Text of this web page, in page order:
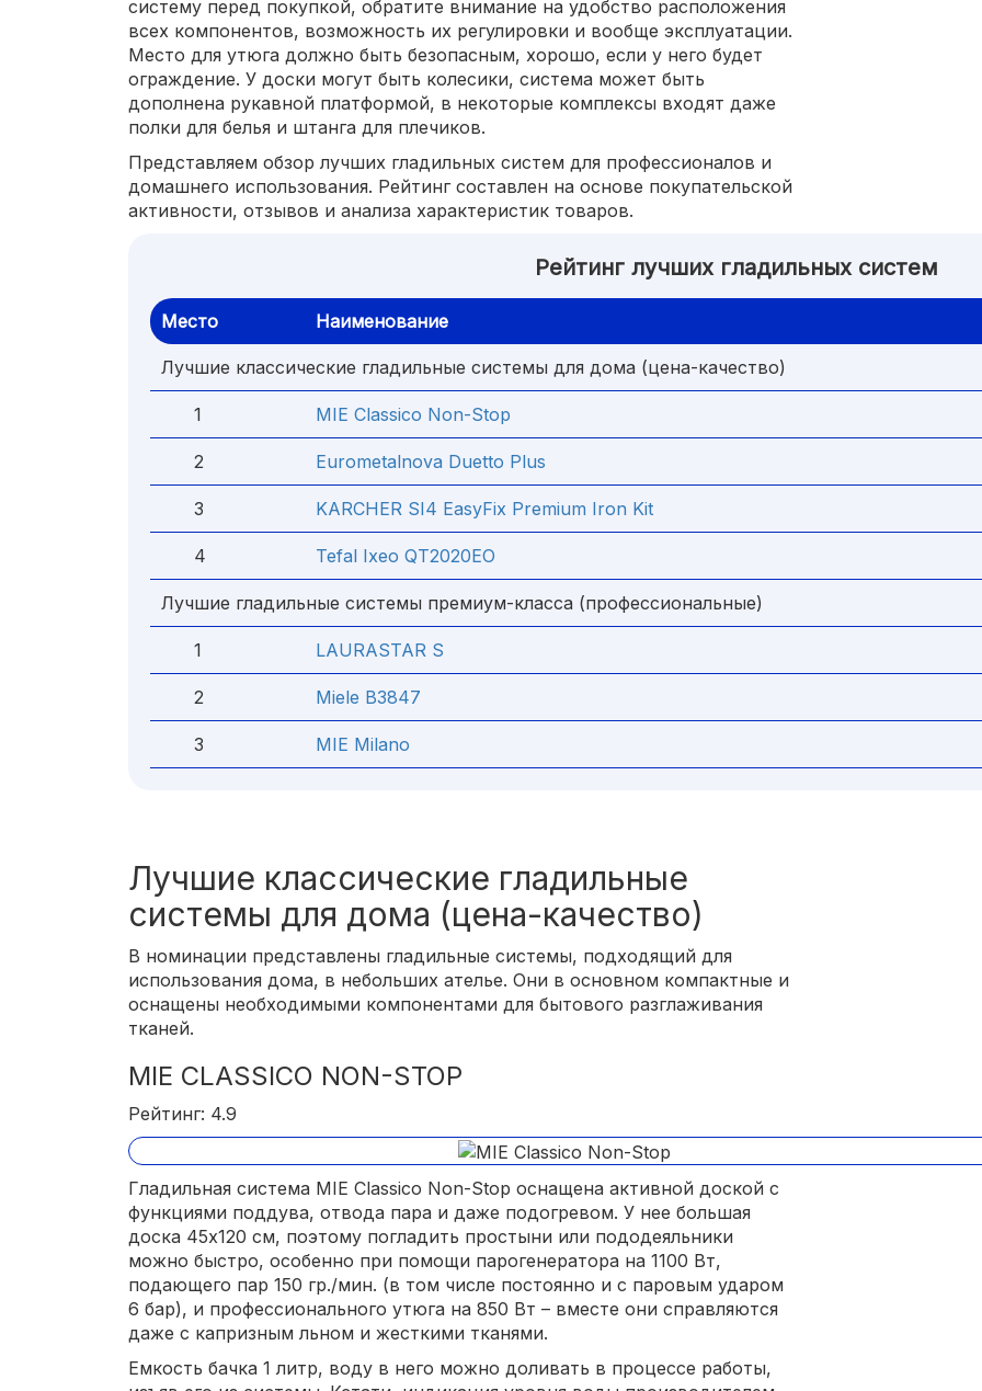
систему перед покупкой, обратите внимание на удобство расположения
всех компонентов, возможность их регулировки и вообще эксплуатации.
Место для утюга должно быть безопасным, хорошо, если у него будет
ограждение. У доски могут быть колесики, система может быть
дополнена рукавной платформой, в некоторые комплексы входят даже
полки для белья и штанга для плечиков.
Представляем обзор лучших гладильных систем для профессионалов и
домашнего использования. Рейтинг составлен на основе покупательской
активности, отзывов и анализа характеристик товаров.
Рейтинг лучших гладильных систем
Место Наименование
Лучшие классические гладильные системы для дома (цена-качество)
1 MIE Classico Non-Stop
2 Eurometalnova Duetto Plus
3 KARCHER SI4 EasyFix Premium Iron Kit
4 Tefal Ixeo QT2020EO
Лучшие гладильные системы премиум-класса (профессиональные)
1 LAURASTAR S
2 Miele B3847
3 MIE Milano
Лучшие классические гладильные
системы для дома (цена-качество)
В номинации представлены гладильные системы, подходящий для
использования дома, в небольших ателье. Они в основном компактные и
оснащены необходимыми компонентами для бытового разглаживания
тканей.
MIE CLASSICO NON-STOP
Рейтинг: 4.9
Гладильная система MIE Classico Non-Stop оснащена активной доской с
функциями поддува, отвода пара и даже подогревом. У нее большая
доска 45х120 см, поэтому погладить простыни или пододеяльники
можно быстро, особенно при помощи парогенератора на 1100 Вт,
подающего пар 150 гр./мин. (в том числе постоянно и с паровым ударом
6 бар), и профессионального утюга на 850 Вт – вместе они справляются
даже с капризным льном и жесткими тканями.
Емкость бачка 1 литр, воду в него можно доливать в процессе работы,